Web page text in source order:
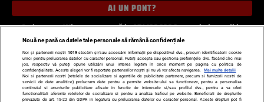
AI UN PONT?
Scrie-ne pe Whatsapp, sună la 0741226226 sau trimite mail la
pont@cancan.ro
Știri interne Știri externe
Politică
Ultimele stiri
Diete Insula Iubirii Dictionar de vise
LIFE STYLE
Horoscop
Nouă ne pasă ca datele tale personale să rămână confidențiale
Noi și partenerii noștri 1019stocăm și/sau accesăm informații pe dispozitivul dvs., precum identificatorii cookie
unici pentru prelucrarea datelor cu caracter personal. Puteți accepta sau gestiona preferințele dvs. făcând clic mai
jos, respectiv vă puteți opune utilizării unui interes legitim în orice moment pe pagina cu politica de
confidențialitate. Aceste alegeri vor fi raportate partenerilor noștri și nu vă vor afecta navigarea.
Mai multe detalii
Noi si partenerii nostri (retelele de socializare si agentiile de publicitate partenere, precum si furnizorii nostri de
servicii de date analitice) prelucram date pentru a permite website-ului sa functioneze, pentru a personaliza
continutul si anunturile publicitare afisate in functie de interesele si/sau profilul dvs., pentru a va oferi
functionalitati aferente retelelor de socializare si pentru a analiza traficul pe website. Beneficiati de drepturile
prevazute de art. 15-22 din GDPR in legatura cu prelucrarea datelor cu caracter personal. Aceste drepturi pot fi